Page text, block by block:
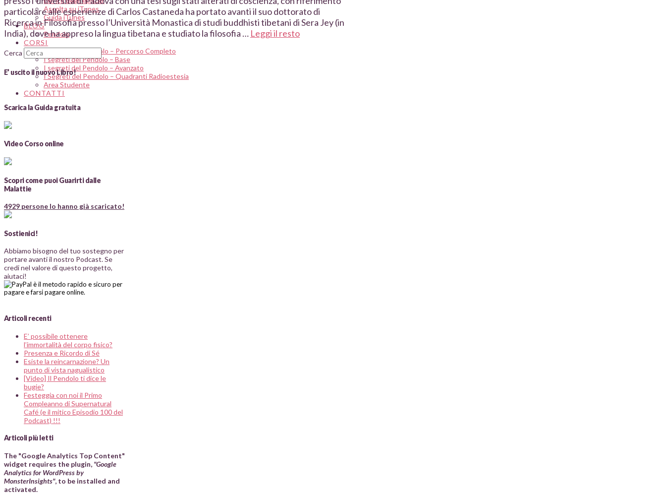
Ascolta su iTunes
Guida iTunes
BLOG
Pendolo
CORSI
I Segreti del Pendolo – Percorso Completo
I segreti del Pendolo – Base
I segreti del Pendolo – Avanzato
I Segreti del Pendolo – Quadranti Radioestesia
Area Studente
CONTATTI
particolare alle esperienze di Carlos Castaneda ha portato avanti il suo dottorato di
Ricerca in Filosofia presso l’Università Monastica di studi buddhisti tibetani di Sera Jey (in
India), dove ha appreso la lingua tibetana e studiato la filosofia … Leggi il resto
Cerca
E’ uscito il nuovo Libro!
Scarica la Guida gratuita
Video Corso online
Scopri come puoi Guarirti dalle
Malattie
4929 persone lo hanno già scaricato!
Sostienici!
Abbiamo bisogno del tuo sostegno per
portare avanti il nostro Podcast. Se
credi nel valore di questo progetto,
aiutaci!
Articoli recenti
E’ possibile ottenere
l’immortalità del corpo fisico?
Presenza e Ricordo di Sé
Esiste la reincarnazione? Un
punto di vista nagualistico
[Video] Il Pendolo ti dice le
bugie?
Festeggia con noi il Primo
Compleanno di Supernatural
Café (e il mitico Episodio 100 del
Podcast) !!!
Articoli più letti
The "Google Analytics Top Content"
widget requires the plugin, "Google
Analytics for WordPress by
MonsterInsights", to be installed and
activated.